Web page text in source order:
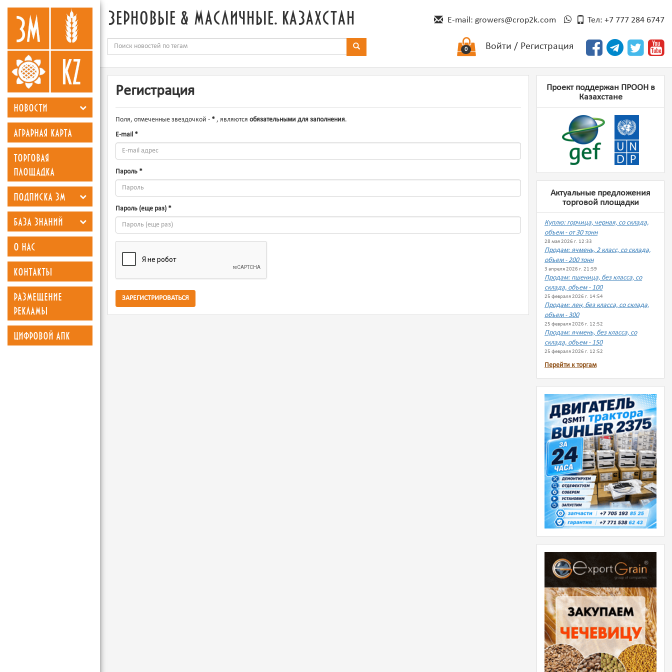
новости
аграрная карта
торговая
площадка
подписка зм
база знаний
о нас
контакты
размещение
рекламы
цифровой апк
зерновые & масличные. казахстан E-mail: growers@crop2k.com Тел: +7 777 284 6747
Войти / Регистрация
0
Регистрация
Поля, отмеченные звездочкой - * , являются обязательными для заполнения.
E-mail *
Пароль *
Пароль (еще раз) *
ЗАРЕГИСТРИРОВАТЬСЯ
Проект поддержан ПРООН в
Казахстане
Актуальные предложения
торговой площадки
Куплю: горчица, черная, со склада,
объем - от 30 тонн
28 мая 2026 г. 12:33
Продам: ячмень, 2 класс, со склада,
объем - 200 тонн
3 апреля 2026 г. 21:59
Продам: пшеница, без класса, со
склада, объем - 100
25 февраля 2026 г. 14:54
Продам: лен, без класса, со склада,
объем - 300
25 февраля 2026 г. 12:52
Продам: ячмень, без класса, со
склада, объем - 150
25 февраля 2026 г. 12:52
Перейти к торгам